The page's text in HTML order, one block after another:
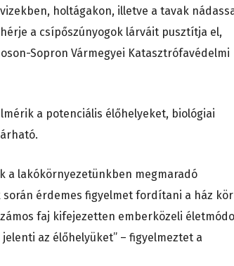
holtágakon, illetve a tavak
a csípőszúnyogok lárváit pusztítja el,
Sopron Vármegyei Katasztrófavédelmi
a potenciális élőhelyeket, biológiai
a lakókörnyezetünkben megmaradó
érdemes figyelmet fordítani a ház
faj kifejezetten emberközeli
az élőhelyüket” – figyelmeztet a